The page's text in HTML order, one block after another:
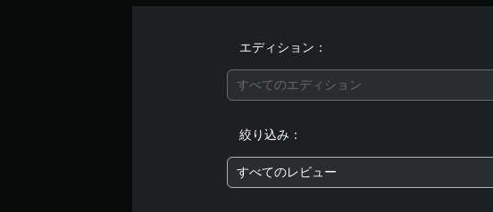
エディション：
すべてのエディション
絞り込み：
すべてのレビュー